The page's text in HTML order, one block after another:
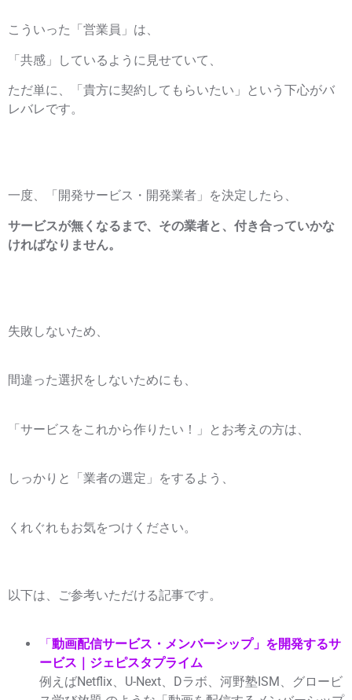
こういった「営業員」は、
「共感」しているように見せていて、
ただ単に、「貴方に契約してもらいたい」という下心がバ
レバレです。
一度、「開発サービス・開発業者」を決定したら、
サービスが無くなるまで、その業者と、付き合っていかな
ければなりません。
失敗しないため、
間違った選択をしないためにも、
「サービスをこれから作りたい！」とお考えの方は、
しっかりと「業者の選定」をするよう、
くれぐれもお気をつけください。
以下は、ご参考いただける記事です。
「 動画配信サービス・メンバーシップ」を開発するサ
ービス｜ジェピスタプライム
例えばNetflix、U-Next、Dラボ、河野塾ISM、グロービ